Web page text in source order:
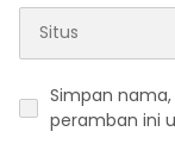
Simpan
peramban ini